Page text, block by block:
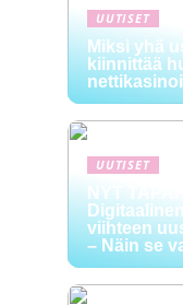
UUTISET
Miksi yhä
kiinnittää
UUTISET
NYT
viihteen
– Näin se